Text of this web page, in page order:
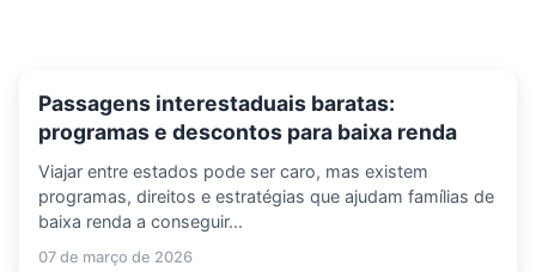
Passagens interestaduais baratas:
programas e descontos para baixa renda
Viajar entre estados pode ser caro, mas existem
programas, direitos e estratégias que ajudam famílias de
baixa renda a conseguir...
07 de março de 2026